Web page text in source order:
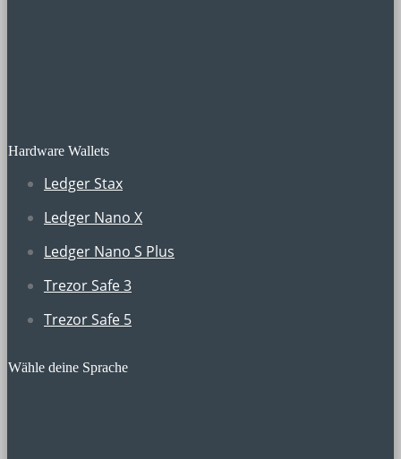
Hardware Wallets
Ledger Stax
Ledger Nano X
Ledger Nano S Plus
Trezor Safe 3
Trezor Safe 5
Wähle deine Sprache